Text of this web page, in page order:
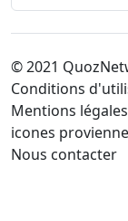
© 2021
Conditions
Mentions
icones
Nous contacter